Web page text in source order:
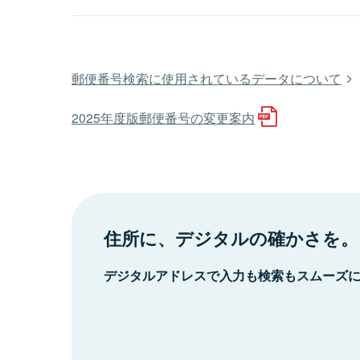
郵便番号検索に使用されているデータについて
2025年度版郵便番号の変更案内
住所に、デジタルの確かさを。
デジタルアドレスで入力も検索もスムーズ